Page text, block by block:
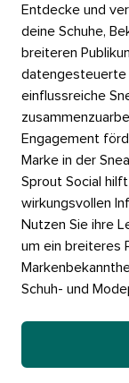
Entdecke und
deine Schuhe,
breiteren
datengesteuerte
einflussreiche
Engagement
Marke in der
Sprout Social
wirkungsvollen
Nutzen Sie ihre
um ein breiteres
Schuh- und